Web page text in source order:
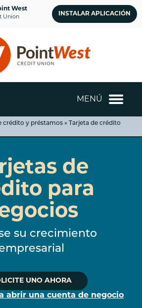
West
Union
INSTALAR APLICACIÓN
¿Qué
podemos
ayudarte
a
MENÚ
crédito y préstamos » Tarjeta de crédito
de
para
su crecimiento
UNO AHORA
abrir una cuenta de negocio